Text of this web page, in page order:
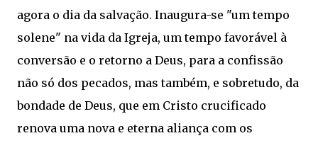
agora o dia da salvação. Inaugura-se "um tempo
solene" na vida da Igreja, um tempo favorável à
conversão e o retorno a Deus, para a confissão
não só dos pecados, mas também, e sobretudo, da
bondade de Deus, que em Cristo crucificado
renova uma nova e eterna aliança com os